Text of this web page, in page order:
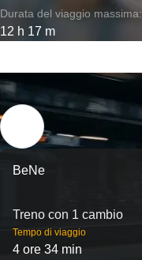
Durata del viaggio massima:
12 h 17 m
BeNe
Treno con 1 cambio
Tempo di viaggio
4 ore 34 min